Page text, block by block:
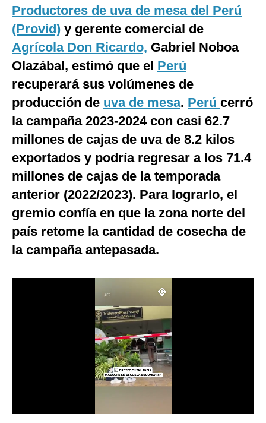
España
Internacional
Club del Suscriptor
Mix
G de Gestión
Notas Contratadas
Podcast
Gestión TV
Videos
Productores de uva de mesa del Perú
(Provid) y gerente comercial de
Agrícola Don Ricardo, Gabriel Noboa
Olazábal, estimó que el Perú
recuperará sus volúmenes de
producción de uva de mesa. Perú cerró
la campaña 2023-2024 con casi 62.7
millones de cajas de uva de 8.2 kilos
exportados y podría regresar a los 71.4
millones de cajas de la temporada
anterior (2022/2023). Para lograrlo, el
gremio confía en que la zona norte del
país retome la cantidad de cosecha de
la campaña antepasada.